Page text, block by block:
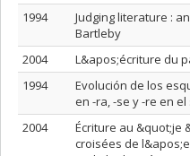
1994
Judging literature :
Bartleby
2004
L&apos;écriture du
1994
Evolución de los
en -ra, -se y -re en el
2004
Écriture au &quot;je
croisées de